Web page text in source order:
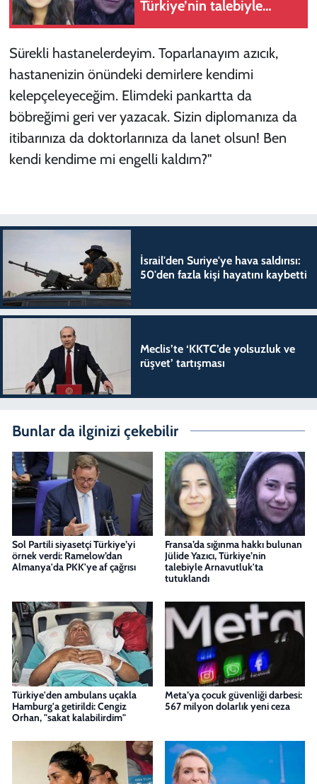
Türkiye’nin talebiyle
Sürekli hastanelerdeyim. Toparlanayım azıcık,
hastanenizin önündeki demirlere kendimi
kelepçeleyeceğim. Elimdeki pankartta da
böbreğimi geri ver yazacak. Sizin diplomanıza da
itibarınıza da doktorlarınıza da lanet olsun! Ben
kendi kendime mi engelli kaldım?"
İsrail'den Suriye'ye hava saldırısı:
50'den fazla kişi hayatını kaybetti
Meclis’te ‘KKTC’de yolsuzluk ve
rüşvet’ tartışması
Bunlar da ilginizi çekebilir
Sol Partili siyasetçi Türkiye’yi
örnek verdi: Ramelow’dan
Almanya'da PKK'ye af çağrısı
Fransa’da sığınma hakkı bulunan
Jülide Yazıcı, Türkiye’nin
talebiyle Arnavutluk'ta
tutuklandı
Türkiye'den ambulans uçakla
Hamburg'a getirildi: Cengiz
Orhan, "sakat kalabilirdim"
Meta’ya çocuk güvenliği darbesi:
567 milyon dolarlık yeni ceza